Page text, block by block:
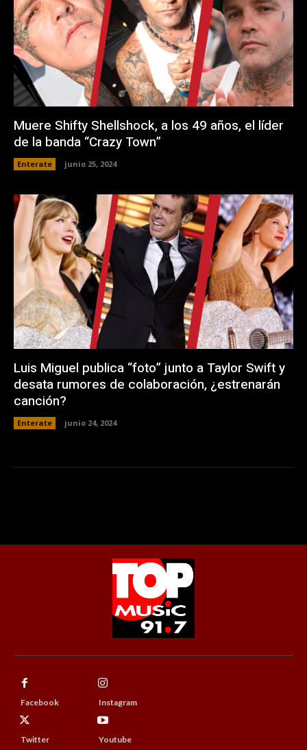
Muere Shifty Shellshock, a los 49 años, el líder
de la banda “Crazy Town”
Enterate junio 25, 2024
Luis Miguel publica “foto” junto a Taylor Swift y
desata rumores de colaboración, ¿estrenarán
canción?
Enterate junio 24, 2024
Facebook Instagram
Twitter Youtube